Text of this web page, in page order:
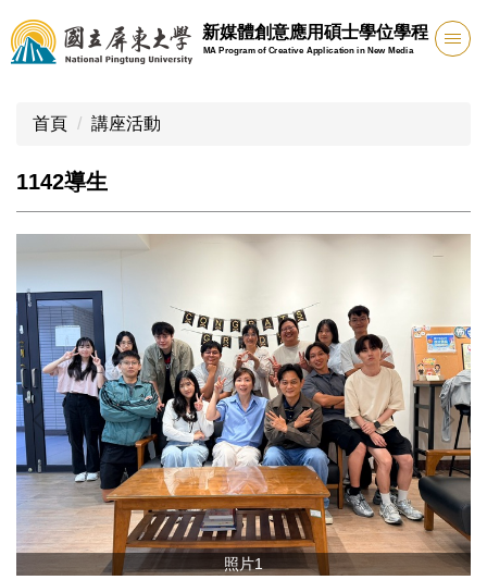
跳
到
主
區
新媒體創意應用碩士學位學程
MA Program of Creative Application in New Media
首頁 講座活動
1142導生
照片1